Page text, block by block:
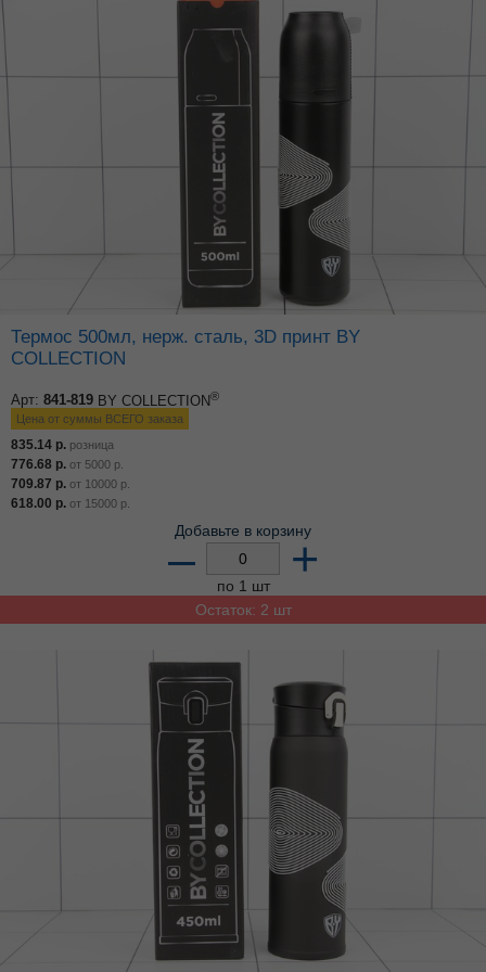
Термос 500мл, нерж. сталь, 3D принт BY
COLLECTION
Арт: 841-819 BY COLLECTION®
Цена от суммы ВСЕГО заказа
835.14 р. розница
776.68 р. от 5000 р.
709.87 р. от 10000 р.
618.00 р. от 15000 р.
Добавьте в корзину
– +
по 1 шт
Остаток: 2 шт